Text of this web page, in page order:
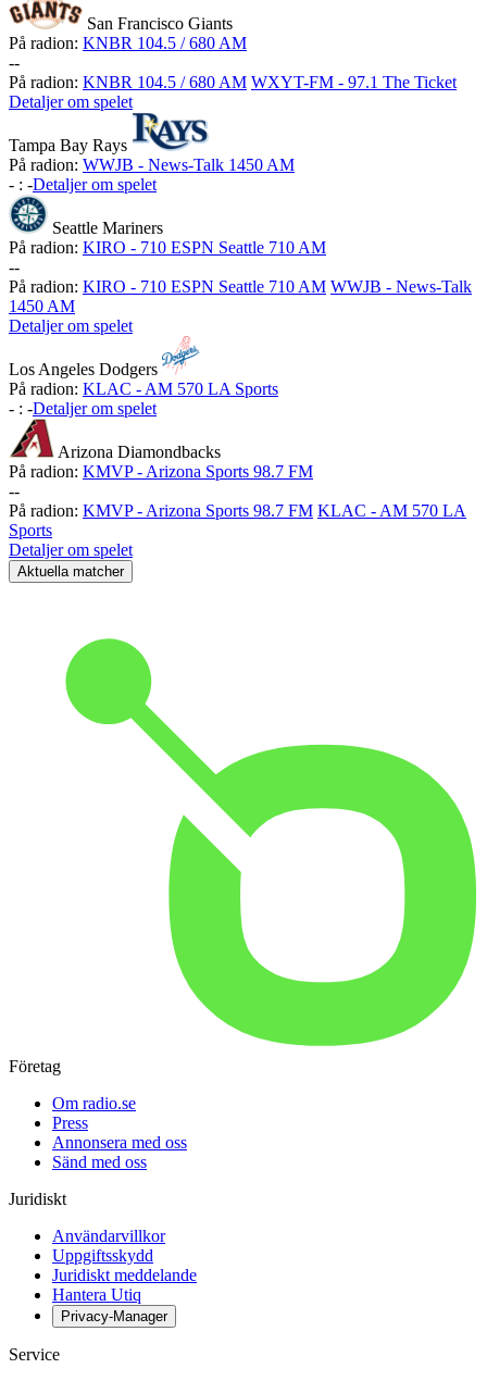
San Francisco Giants
På radion: KNBR 104.5 / 680 AM
--
På radion: KNBR 104.5 / 680 AM WXYT-FM - 97.1 The Ticket
Detaljer om spelet
Tampa Bay Rays
På radion: WWJB - News-Talk 1450 AM
- : -Detaljer om spelet
Seattle Mariners
På radion: KIRO - 710 ESPN Seattle 710 AM
--
På radion: KIRO - 710 ESPN Seattle 710 AM WWJB - News-Talk
1450 AM
Detaljer om spelet
Los Angeles Dodgers
På radion: KLAC - AM 570 LA Sports
- : -Detaljer om spelet
Arizona Diamondbacks
På radion: KMVP - Arizona Sports 98.7 FM
--
På radion: KMVP - Arizona Sports 98.7 FM KLAC - AM 570 LA
Sports
Detaljer om spelet
Aktuella matcher
Företag
Om radio.se
Press
Annonsera med oss
Sänd med oss
Juridiskt
Användarvillkor
Uppgiftsskydd
Juridiskt meddelande
Hantera Utiq
Privacy-Manager
Service